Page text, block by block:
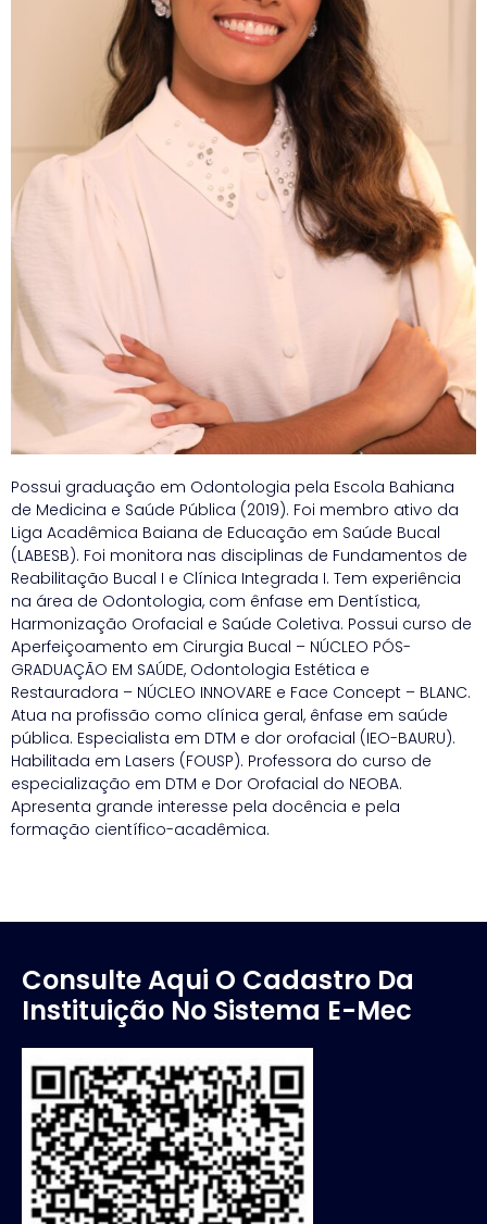
Possui graduação em Odontologia pela Escola Bahiana
de Medicina e Saúde Pública (2019). Foi membro ativo da
Liga Acadêmica Baiana de Educação em Saúde Bucal
(LABESB). Foi monitora nas disciplinas de Fundamentos de
Reabilitação Bucal I e Clínica Integrada I. Tem experiência
na área de Odontologia, com ênfase em Dentística,
Harmonização Orofacial e Saúde Coletiva. Possui curso de
Aperfeiçoamento em Cirurgia Bucal – NÚCLEO PÓS-
GRADUAÇÃO EM SAÚDE, Odontologia Estética e
Restauradora – NÚCLEO INNOVARE e Face Concept – BLANC.
Atua na profissão como clínica geral, ênfase em saúde
pública. Especialista em DTM e dor orofacial (IEO-BAURU).
Habilitada em Lasers (FOUSP). Professora do curso de
especialização em DTM e Dor Orofacial do NEOBA.
Apresenta grande interesse pela docência e pela
formação científico-acadêmica.
Consulte Aqui O Cadastro Da
Instituição No Sistema E-Mec